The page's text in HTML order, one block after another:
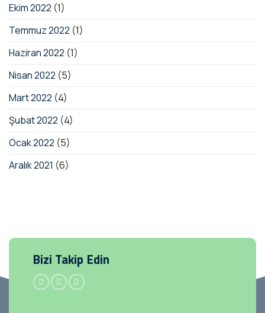
Ekim 2022 (1)
Temmuz 2022 (1)
Haziran 2022 (1)
Nisan 2022 (5)
Mart 2022 (4)
Şubat 2022 (4)
Ocak 2022 (5)
Aralık 2021 (6)
Bizi Takip Edin